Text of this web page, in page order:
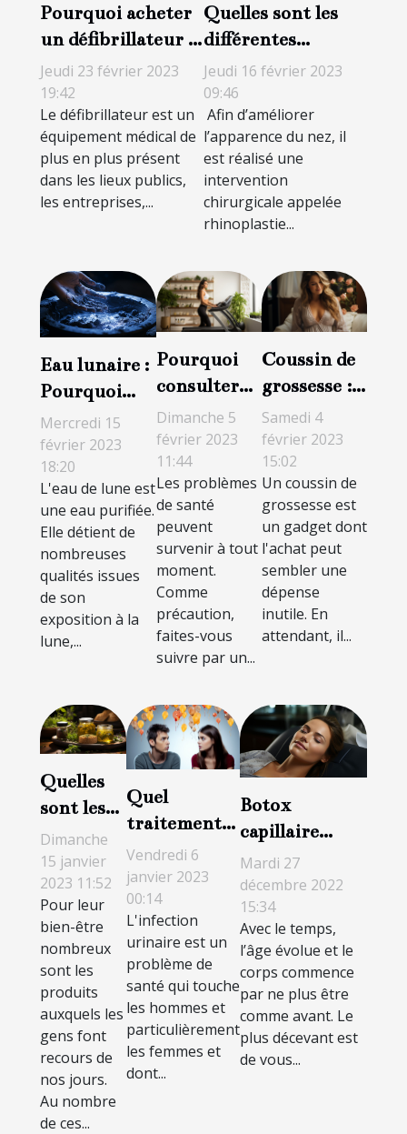
Pourquoi acheter
un défibrillateur ?
Un investissement
pour sauver des
vies
Jeudi 23 février 2023
19:42
Le défibrillateur est un
équipement médical de
plus en plus présent
dans les lieux publics,
les entreprises,...
Quelles sont les
différentes
techniques de
rhinoplastie ?
Jeudi 16 février 2023
09:46
Afin d’améliorer
l’apparence du nez, il
est réalisé une
intervention
chirurgicale appelée
rhinoplastie...
Eau lunaire :
Pourquoi
l'eau de lune
est-elle
indispensable
?
Mercredi 15
février 2023
18:20
L'eau de lune est
une eau purifiée.
Elle détient de
nombreuses
qualités issues
de son
exposition à la
lune,...
Pourquoi
consulter
une
plateforme
sur la santé
et le bien-
être ?
Dimanche 5
février 2023
11:44
Les problèmes
de santé
peuvent
survenir à tout
moment.
Comme
précaution,
faites-vous
suivre par un...
Coussin de
grossesse :
pourquoi
vaut-il la
peine
d'avoir ?
Samedi 4
février 2023
15:02
Un coussin de
grossesse est
un gadget dont
l'achat peut
sembler une
dépense
inutile. En
attendant, il...
Quelles
sont les
aubaines
du CBD ?
Dimanche
15 janvier
2023 11:52
Pour leur
bien-être
nombreux
sont les
produits
auxquels les
gens font
recours de
nos jours.
Au nombre
de ces...
Quel
traitement
contre une
infection
urinaire ?
Vendredi 6
janvier 2023
00:14
L'infection
urinaire est un
problème de
santé qui touche
les hommes et
particulièrement
les femmes et
dont...
Botox
capillaire
professionnel :
quels sont ses
avantages ?
Mardi 27
décembre 2022
15:34
Avec le temps,
l’âge évolue et le
corps commence
par ne plus être
comme avant. Le
plus décevant est
de vous...